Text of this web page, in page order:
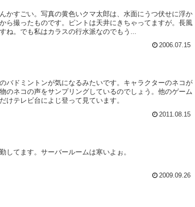
かすごい。写真の黄色いクマ太郎は、水面にうつ伏せに浮か
ら撮ったものです。ピントは天井にきちゃってますが。長風
ね。でも私はカラスの行水派なのでもう...
2006.07.15
バドミントンが気になるみたいです。キャラクターのネコが
のネコの声をサンプリングしているのでしょう。他のゲーム
けテレビ台によじ登って見ています。
2011.08.15
してます。サーバールームは寒いよぉ。
2009.09.26